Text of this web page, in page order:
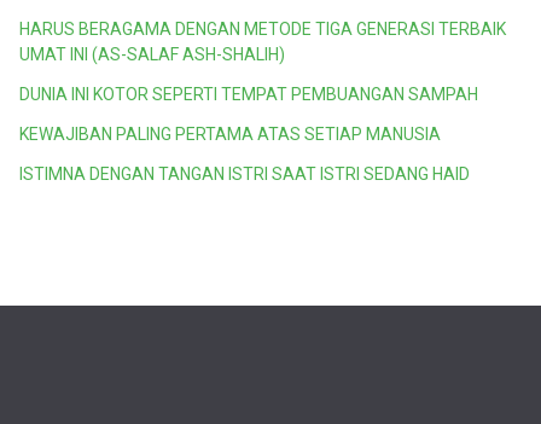
iHARUS BERAGAMA DENGAN METODE TIGA GENERASI TERBAIK
UMAT INI (AS-SALAF ASH-SHALIH)
DUNIA INI KOTOR SEPERTI TEMPAT PEMBUANGAN SAMPAH
KEWAJIBAN PALING PERTAMA ATAS SETIAP MANUSIA
ISTIMNA DENGAN TANGAN ISTRI SAAT ISTRI SEDANG HAID